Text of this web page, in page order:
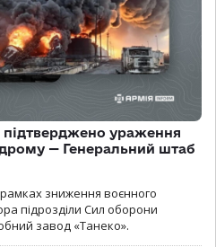
ураження
— Генеральний штаб
зниження воєнного
підрозділи Сил оборони
завод «Танеко».